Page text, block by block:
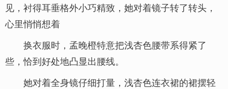
见，衬得耳垂格外小巧精致，她对着镜子转了转头，
心里悄悄想着
换衣服时，孟晚橙特意把浅杏色腰带系得紧了
些，恰到好处地凸显出腰线。
她对着全身镜仔细打量，浅杏色连衣裙的裙摆轻